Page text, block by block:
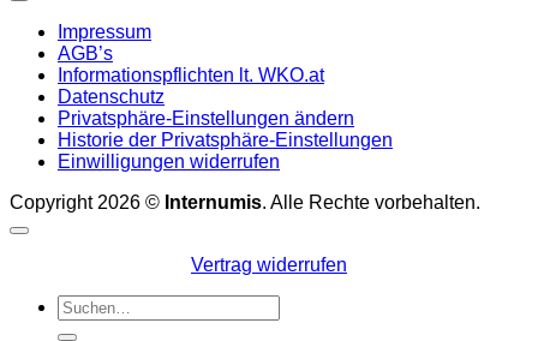
Impressum
AGB’s
Informationspflichten lt. WKO.at
Datenschutz
Privatsphäre-Einstellungen ändern
Historie der Privatsphäre-Einstellungen
Einwilligungen widerrufen
Copyright 2026 © Internumis. Alle Rechte vorbehalten.
Vertrag widerrufen
Suchen
nach: